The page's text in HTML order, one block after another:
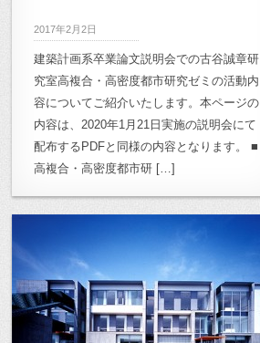
2017年2月2日
建築計画系卒業論文説明会での古谷誠章研
究室高複合・高密度都市研究ゼミの活動内
容についてご紹介いたします。本ページの
内容は、2020年1月21日実施の説明会にて
配布するPDFと同様の内容となります。 ■
高複合・高密度都市研 […]